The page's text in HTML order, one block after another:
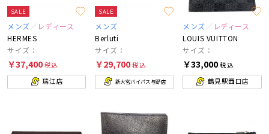
SALE
メンズ
レディース
HERMES
サイズ：
￥37,400税込
瑞江店
SALE
メンズ
Berluti
サイズ：
￥29,700税込
新大宮バイパス与野店
メンズ
レディース
LOUIS VUITTON
サイズ：
￥33,000税込
鶴見駅西口店